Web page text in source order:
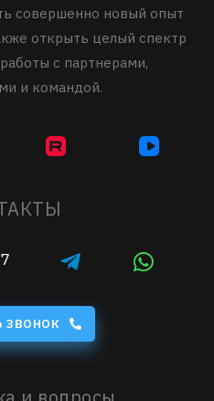
совершенно новый опыт
открыть целый спектр
с партнерами,
и командой.
ЗВОНОК